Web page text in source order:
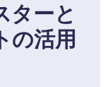
ターと
の活用